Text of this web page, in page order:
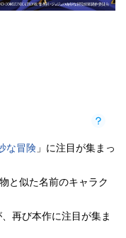
な冒険 」に注目が集まっ
と似た名前のキャラク
再び本作に注目が集ま